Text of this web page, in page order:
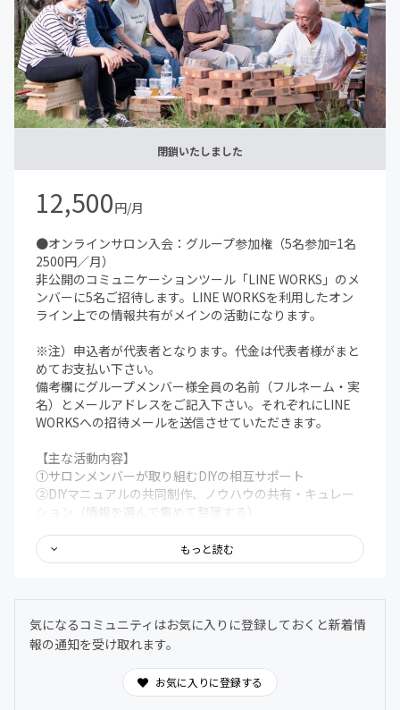
※オンライン以外の活動の交通費や滞在費、食事代等は、
別途自己負担となります。
閉鎖いたしました
12,500円/月
●オンラインサロン入会：グループ参加権（5名参加=1名
2500円／月）
非公開のコミュニケーションツール「LINE WORKS」のメ
ンバーに5名ご招待します。LINE WORKSを利用したオン
ライン上での情報共有がメインの活動になります。
※注）申込者が代表者となります。代金は代表者様がまと
めてお支払い下さい。
備考欄にグループメンバー様全員の名前（フルネーム・実
名）とメールアドレスをご記入下さい。それぞれにLINE
WORKSへの招待メールを送信させていただきます。
【主な活動内容】
①サロンメンバーが取り組むDIYの相互サポート
②DIYマニュアルの共同制作、ノウハウの共有・キュレー
ション（情報を選んで集めて整理する）
の情報提供
④DIYの図面や見積り、工程表などの資料作成のノウハウ
【不定期開催の活動】
ZoomやLINE WORKSのビデオ通話機能を利用したオンラ
イン上での活動が基本です。いずれは長野県を中心とした
各地でのオフラインの活動の場も設ける予定です。
⑤DIYの共同プロジェクト
もっと読む
気になるコミュニティはお気に入りに登録しておくと新着情
報の通知を受け取れます。
お気に入りに登録する